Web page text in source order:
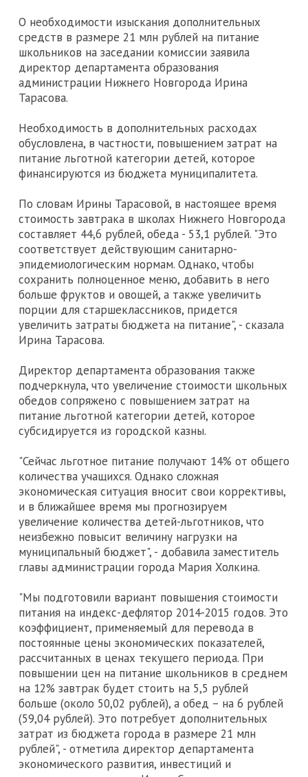
О необходимости изыскания дополнительных
средств в размере 21 млн рублей на питание
школьников на заседании комиссии заявила
директор департамента образования
администрации Нижнего Новгорода Ирина
Тарасова.
Необходимость в дополнительных расходах
обусловлена, в частности, повышением затрат на
питание льготной категории детей, которое
финансируются из бюджета муниципалитета.
По словам Ирины Тарасовой, в настоящее время
стоимость завтрака в школах Нижнего Новгорода
составляет 44,6 рублей, обеда - 53,1 рублей. "Это
соответствует действующим санитарно-
эпидемиологическим нормам. Однако, чтобы
сохранить полноценное меню, добавить в него
больше фруктов и овощей, а также увеличить
порции для старшеклассников, придется
увеличить затраты бюджета на питание", - сказала
Ирина Тарасова.
Директор департамента образования также
подчеркнула, что увеличение стоимости школьных
обедов сопряжено с повышением затрат на
питание льготной категории детей, которое
субсидируется из городской казны.
"Сейчас льготное питание получают 14% от общего
количества учащихся. Однако сложная
экономическая ситуация вносит свои коррективы,
и в ближайшее время мы прогнозируем
увеличение количества детей-льготников, что
неизбежно повысит величину нагрузки на
муниципальный бюджет", - добавила заместитель
главы администрации города Мария Холкина.
"Мы подготовили вариант повышения стоимости
питания на индекс-дефлятор 2014-2015 годов. Это
коэффициент, применяемый для перевода в
постоянные цены экономических показателей,
рассчитанных в ценах текущего периода. При
повышении цен на питание школьников в среднем
на 12% завтрак будет стоить на 5,5 рублей
больше (около 50,02 рублей), а обед – на 6 рублей
(59,04 рублей). Это потребует дополнительных
затрат из бюджета города в размере 21 млн
рублей", - отметила директор департамента
экономического развития, инвестиций и